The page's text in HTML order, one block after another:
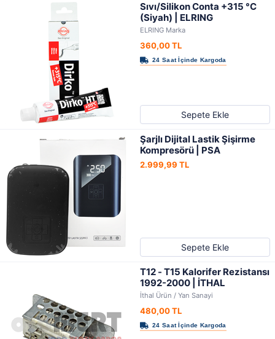
Sıvı/Silikon Conta +315 °C
(Siyah) | ELRING
ELRING Marka
360,00 TL
Sepete Ekle
Şarjlı Dijital Lastik Şişirme
Kompresörü | PSA
2.999,99 TL
Sepete Ekle
T12 - T15 Kalorifer Rezistansı
1992-2000 | İTHAL
İthal Ürün / Yan Sanayi
480,00 TL